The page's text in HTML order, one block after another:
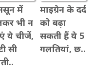
में
भी न
ये चीजें,
सी
माइग्रेन के दर्द
को बढ़ा
सकती हैं ये 5
गलतियां, छ..